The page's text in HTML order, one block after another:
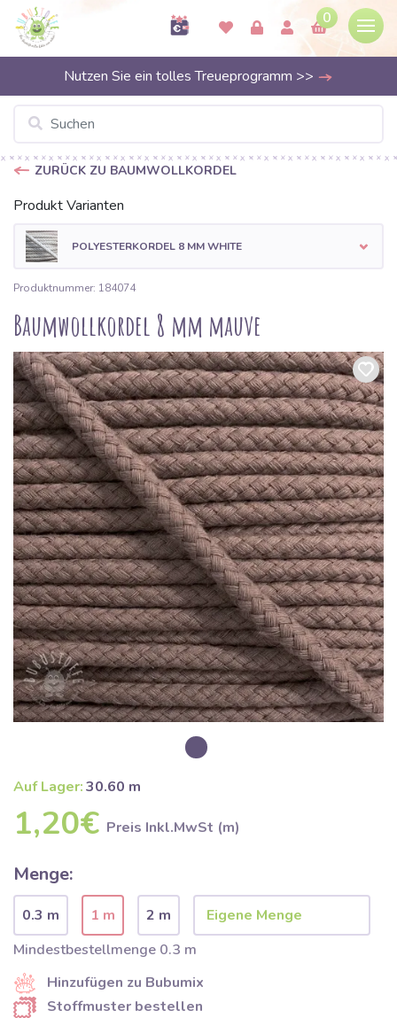
0
Nutzen Sie ein tolles Treueprogramm >>
ZURÜCK ZU BAUMWOLLKORDEL
Produkt Varianten
POLYESTERKORDEL 8 MM WHITE
Produktnummer: 184074
Baumwollkordel 8 mm mauve
Auf Lager:30.60 m
1,20€ Preis Inkl.MwSt (m)
Menge:
0.3 m 1 m
2 m
Mindestbestellmenge 0.3 m
Hinzufügen zu Bubumix
Stoffmuster bestellen